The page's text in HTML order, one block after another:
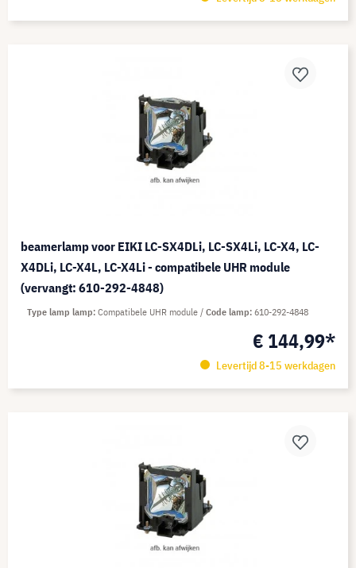
beamerlamp voor EIKI LC-SX4DLi, LC-SX4Li, LC-X4, LC-
X4DLi, LC-X4L, LC-X4Li - compatibele UHR module
(vervangt: 610-292-4848)
€ 144,99*
Levertijd 8-15 werkdagen
Type lamp lamp Compatibele UHR module Code lamp 610-292-4848